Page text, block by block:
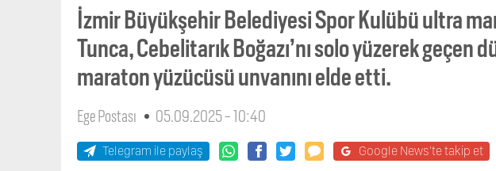
İzmir Büyükşehir Belediyesi Spor Kulübü ultra
Tunca, Cebelitarık Boğazı’nı solo yüzerek geçen
maraton yüzücüsü unvanını elde etti.
Ege Postası 05.09.2025 - 10:40
Telegram ile paylaş Google News'te takip et